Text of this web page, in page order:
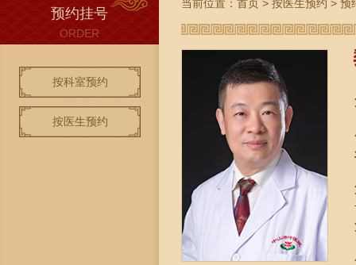
预约挂号
ORDER
按科室预约
按医生预约
当前位置： 首页 > 按医生预约 > 预